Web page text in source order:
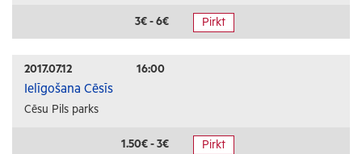
3€ - 6€ Pirkt
2017.07.12 16:00
Ielīgošana Cēsīs
Cēsu Pils parks
1.50€ - 3€ Pirkt